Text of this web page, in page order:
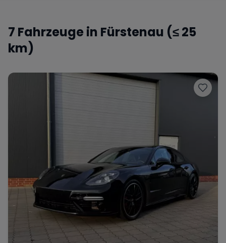
Ford Jaguar
Chevrolet Dodge
Wann
7 Fahrzeuge in Fürstenau (≤ 25
km)